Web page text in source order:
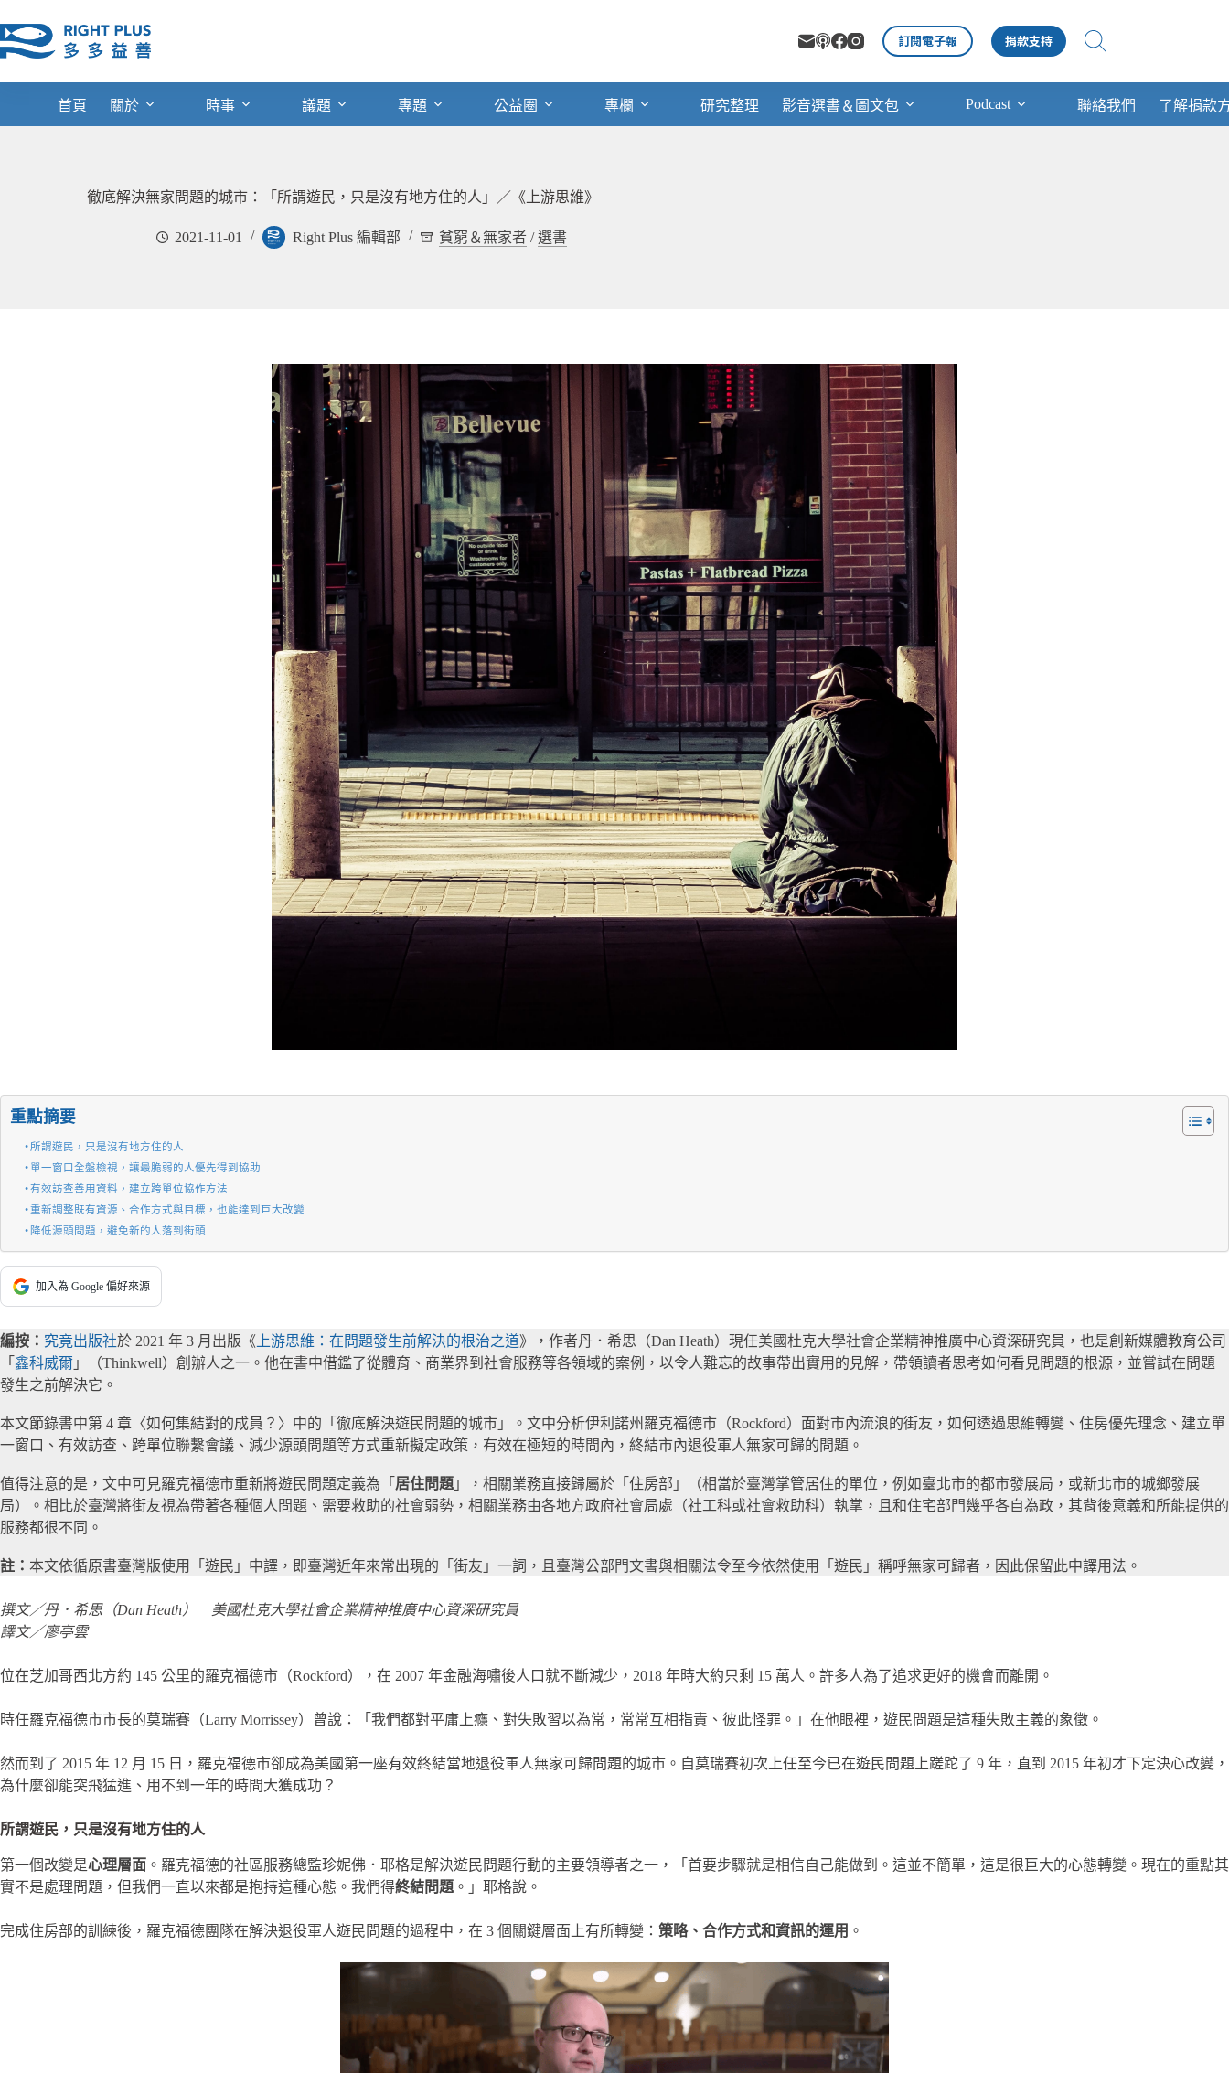
至
主
訂閱電子報 捐款支持
首頁 關於 時事 議題 專題 公益圈 專欄 研究整理 影音選書＆圖文包 Podcast 聯絡我們 了解捐款
徹底解決無家問題的城市：「所謂遊民，只是沒有地方住的人」／《上游思維》
2021-11-01 Right Plus 編輯部 貧窮＆無家者/選書
重點摘要
所謂遊民，只是沒有地方住的人
單一窗口全盤檢視，讓最脆弱的人優先得到協助
有效訪查善用資料，建立跨單位協作方法
重新調整既有資源、合作方式與目標，也能達到巨大改變
降低源頭問題，避免新的人落到街頭
加入為 Google 偏好來源
編按： 究竟出版社於 2021 年 3 月出版《 上游思維：在問題發生前解決的根治之道》，作者丹．希思（Dan Heath）現任美國杜克大學社會企業精神推廣中心資深研究員，也是創新媒體教育公司
「 鑫科威爾 」（Thinkwell）創辦人之一。他在書中借鑑了從體育、商業界到社會服務等各領域的案例，以令人難忘的故事帶出實用的見解，帶領讀者思考如何看見問題的根源，並嘗試在問題
發生之前解決它。
本文節錄書中第 4 章〈如何集結對的成員？〉中的「徹底解決遊民問題的城市」。文中分析伊利諾州羅克福德市（Rockford）面對市內流浪的街友，如何透過思維轉變、住房優先理念、建立單
一窗口、有效訪查、跨單位聯繫會議、減少源頭問題等方式重新擬定政策，有效在極短的時間內，終結市內退役軍人無家可歸的問題。
值得注意的是，文中可見羅克福德市重新將遊民問題定義為「 居住問題 」，相關業務直接歸屬於「住房部」（相當於臺灣掌管居住的單位，例如臺北市的都市發展局，或新北市的城鄉發展
局）。相比於臺灣將街友視為帶著各種個人問題、需要救助的社會弱勢，相關業務由各地方政府社會局處（社工科或社會救助科）執掌，且和住宅部門幾乎各自為政，其背後意義和所能提供的
服務都很不同。
註： 本文依循原書臺灣版使用「遊民」中譯，即臺灣近年來常出現的「街友」一詞，且臺灣公部門文書與相關法令至今依然使用「遊民」稱呼無家可歸者，因此保留此中譯用法。
撰文／丹．希思（Dan Heath） 美國杜克大學社會企業精神推廣中心資深研究員
譯文／廖亭雲
位在芝加哥西北方約 145 公里的羅克福德市（Rockford），在 2007 年金融海嘯後人口就不斷減少，2018 年時大約只剩 15 萬人。許多人為了追求更好的機會而離開。
時任羅克福德市市長的莫瑞賽（Larry Morrissey）曾說：「我們都對平庸上癮、對失敗習以為常，常常互相指責、彼此怪罪。」在他眼裡，遊民問題是這種失敗主義的象徵。
然而到了 2015 年 12 月 15 日，羅克福德市卻成為美國第一座有效終結當地退役軍人無家可歸問題的城市。自莫瑞賽初次上任至今已在遊民問題上蹉跎了 9 年，直到 2015 年初才下定決心改變，
為什麼卻能突飛猛進、用不到一年的時間大獲成功？
所謂遊民，只是沒有地方住的人
第一個改變是心理層面 。羅克福德的社區服務總監珍妮佛．耶格是解決遊民問題行動的主要領導者之一，「首要步驟就是相信自己能做到。這並不簡單，這是很巨大的心態轉變。現在的重點其
實不是處理問題，但我們一直以來都是抱持這種心態。我們得終結問題 。」耶格說。
完成住房部的訓練後，羅克福德團隊在解決退役軍人遊民問題的過程中，在 3 個關鍵層面上有所轉變： 策略、合作方式和資訊的運用 。